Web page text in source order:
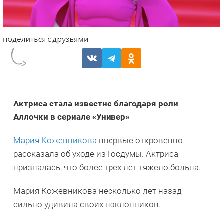
Актриса стала известно благодаря роли
Аллочки в сериале «Универ»
Мария Кожевникова впервые откровенно
рассказала об уходе из Госдумы. Актриса
призналась, что более трех лет тяжело больна.
Мария Кожевникова несколько лет назад
сильно удивила своих поклонников.